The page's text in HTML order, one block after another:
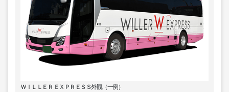
ＷＩＬＬＥＲ ＥＸＰＲＥＳＳ外観（一例）